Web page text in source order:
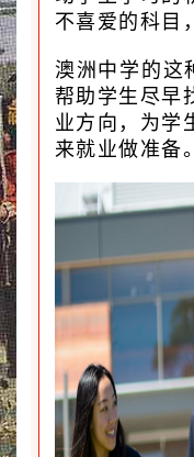
不喜爱的科目，
澳洲中学的这
帮助学生尽早
业方向，为学
来就业做准备。